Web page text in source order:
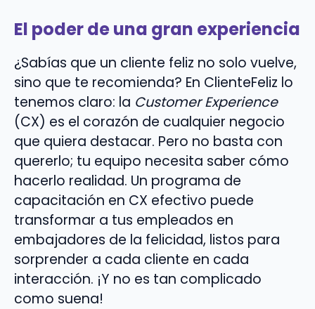
El poder de una gran experiencia
¿Sabías que un cliente feliz no solo vuelve,
sino que te recomienda? En ClienteFeliz lo
tenemos claro: la Customer Experience
(CX) es el corazón de cualquier negocio
que quiera destacar. Pero no basta con
quererlo; tu equipo necesita saber cómo
hacerlo realidad. Un programa de
capacitación en CX efectivo puede
transformar a tus empleados en
embajadores de la felicidad, listos para
sorprender a cada cliente en cada
interacción. ¡Y no es tan complicado
como suena!